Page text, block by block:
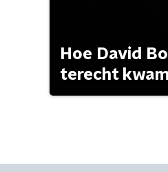
Hoe David
terecht kwam